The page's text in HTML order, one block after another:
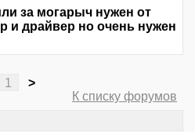
за могарыч нужен от
и драйвер но очень нужен
1
>
К списку форумов